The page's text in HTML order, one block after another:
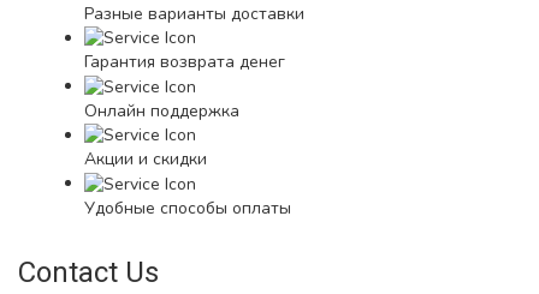
Разные варианты доставки
Гарантия возврата денег
Онлайн поддержка
Акции и скидки
Удобные способы оплаты
Contact Us